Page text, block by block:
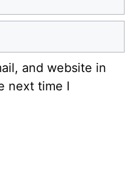
and website in
next time I